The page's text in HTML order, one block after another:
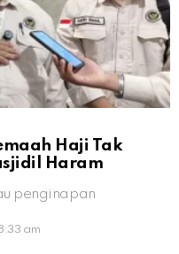
Haji Tak
Haram
penginapan
am